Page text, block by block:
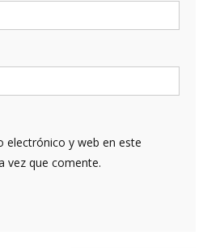
electrónico y web en este
vez que comente.